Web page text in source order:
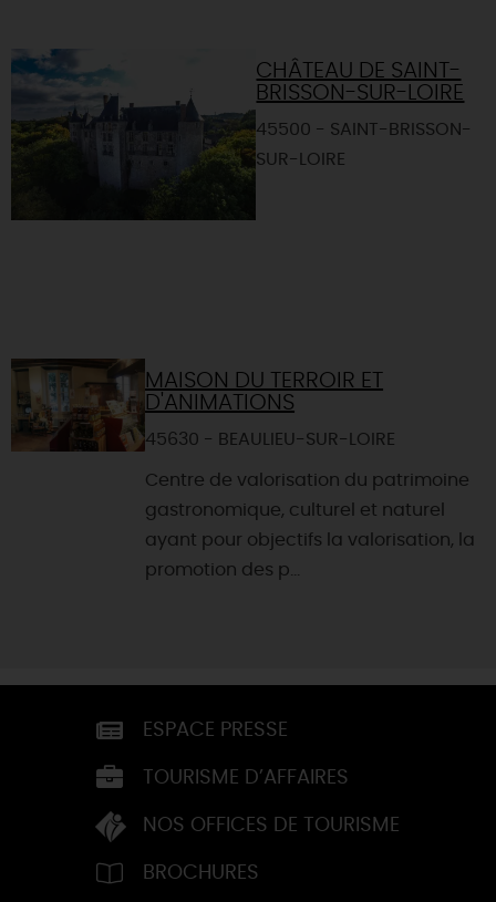
CHÂTEAU DE SAINT-
BRISSON-SUR-LOIRE
45500 - SAINT-BRISSON-
SUR-LOIRE
MAISON DU TERROIR ET
D'ANIMATIONS
45630 - BEAULIEU-SUR-LOIRE
Centre de valorisation du patrimoine
gastronomique, culturel et naturel
ayant pour objectifs la valorisation, la
promotion des p...
ESPACE PRESSE
TOURISME D’AFFAIRES
NOS OFFICES DE TOURISME
BROCHURES